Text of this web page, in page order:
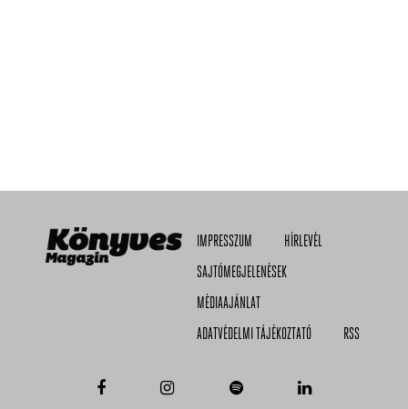
IMPRESSZUM
HÍRLEVÉL
SAJTÓMEGJELENÉSEK
MÉDIAAJÁNLAT
ADATVÉDELMI TÁJÉKOZTATÓ
RSS